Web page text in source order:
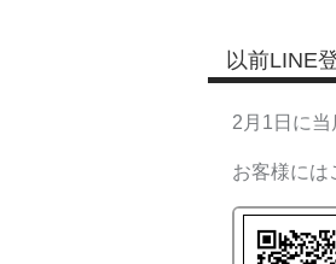
以前LINE
2月1日に
お客様には